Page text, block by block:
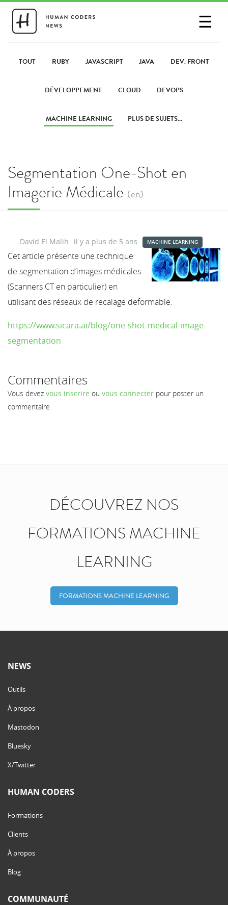
☰
PARTAGER UN LIEN
TOUT RUBY JAVASCRIPT JAVA DEV. FRONT
DÉVELOPPEMENT CLOUD DEVOPS
MACHINE LEARNING PLUS DE SUJETS...
Segmentation One-Shot en
Imagerie Médicale (en)
David El Malih il y a plus de 5 ans MACHINE LEARNING
Cet article présente une technique
de segmentation d’images médicales
(Scanners CT en particulier) en
utilisant des réseaux de recalage deformable.
https://www.sicara.ai/blog/one-shot-medical-image-
segmentation
Commentaires
Vous devez vous inscrire ou vous connecter pour poster un
commentaire
DÉCOUVREZ NOS
FORMATIONS MACHINE
LEARNING
FORMATIONS MACHINE LEARNING
NEWS
Outils
À propos
Mastodon
Bluesky
X/Twitter
HUMAN CODERS
Formations
Clients
À propos
Blog
COMMUNAUTÉ